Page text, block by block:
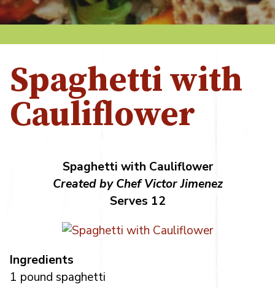
Spaghetti with
Cauliflower
Spaghetti with Cauliflower
Created by Chef Victor Jimenez
Serves 12
Ingredients
1 pound spaghetti